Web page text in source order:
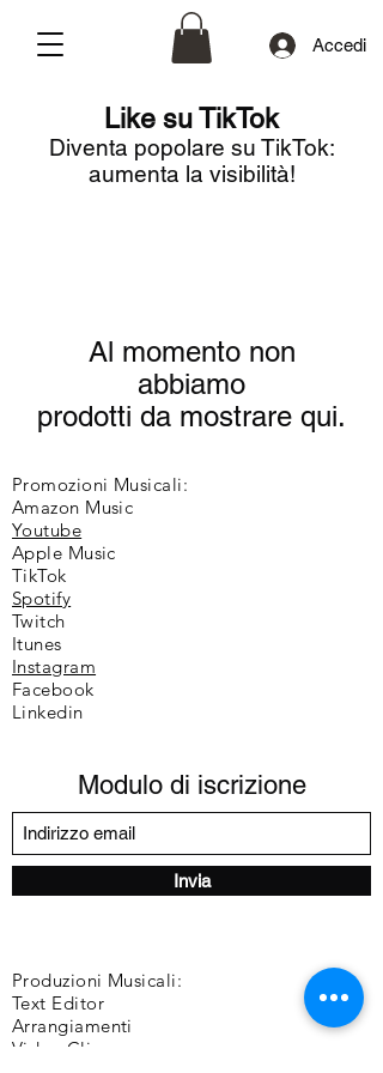
Accedi
Like su TikTok
Diventa popolare su TikTok:
aumenta la visibilità!
Al momento non
abbiamo
prodotti da mostrare qui.
Promozioni Musicali:
Amazon Music
Youtube
Apple Music
TikTok
Spotify
Twitch
Itunes
Instagram
Facebook
Linkedin
Modulo di iscrizione
Invia
Produzioni Musicali:
Text Editor
Arrangiamenti
Video Clip